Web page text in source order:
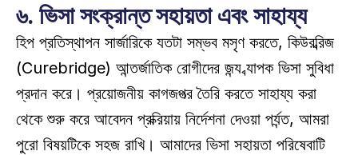
৬. ভিসা সংক্রান্ত সহায়তা এবং সাহায্য
হিপ প্রতিস্থাপন সার্জারিকে যতটা সম্ভব মসৃণ করতে, কিউরব্রিজ
(Curebridge) আন্তর্জাতিক রোগীদের জন্য ব্যাপক ভিসা সুবিধা
প্রদান করে। প্রয়োজনীয় কাগজপত্র তৈরি করতে সাহায্য করা
থেকে শুরু করে আবেদন প্রক্রিয়ায় নির্দেশনা দেওয়া পর্যন্ত, আমরা
পুরো বিষয়টিকে সহজ রাখি। আমাদের ভিসা সহায়তা পরিষেবাটি